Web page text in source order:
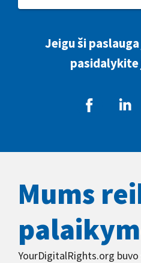
Jeigu ši
pasidalykite
Mums
YourDigitalRights.org